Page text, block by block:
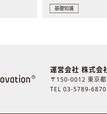
基礎知識
運営会社 株式会
〒150-0012 東京
TEL 03-5789-